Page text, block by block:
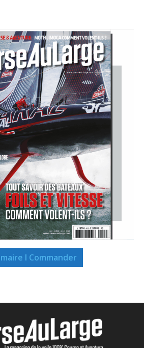
I Commander